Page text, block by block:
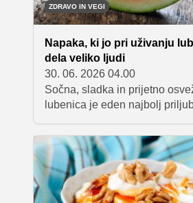
ZDRAVO IN VEGI
Napaka, ki jo pri uživanju
dela veliko ljudi
30. 06. 2026 04.00
Sočna, sladka in prijetno
lubenica je eden najbolj
pomaga pri hidraciji, vsebuje
kalorij in hitro poteši željo po
sladkem. A čeprav je zelo
izbira, strokovnjaki
lahko pomembno tudi, kdaj jo